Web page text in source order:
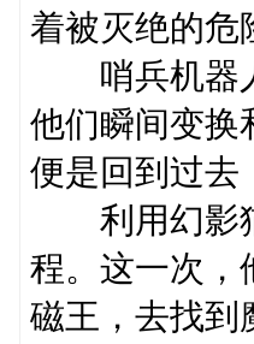
着被灭绝的危
哨兵机器人
他们瞬间变换
便是回到过去
利用幻影猫
程。这一次，
磁王，去找到